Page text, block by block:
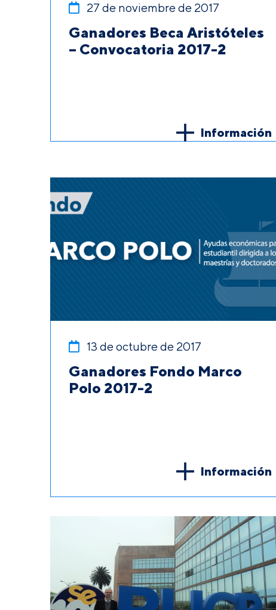
27 de noviembre de 2017
Ganadores Beca Aristóteles
– Convocatoria 2017-2
Información
13 de octubre de 2017
Ganadores Fondo Marco
Polo 2017-2
Información